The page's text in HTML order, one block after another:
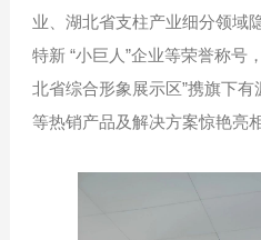
业、湖北省支柱产业细分领域
特新 “小巨人”企业等荣誉称号
北省综合形象展示区”携旗下
等热销产品及解决方案惊艳亮相